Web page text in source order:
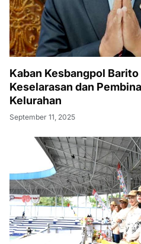
Kaban Kesbangpol
Keselarasan dan
Kelurahan
September 11, 2025